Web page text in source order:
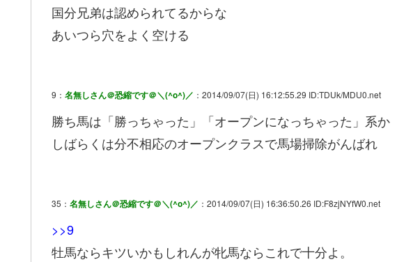
国分兄弟は認められてるからな
あいつら穴をよく空ける
9： 名無しさん＠恐縮です＠＼(^o^)／ ：2014/09/07(日) 16:12:55.29 ID:TDUk/MDU0.net
勝ち馬は「勝っちゃった」「オープンになっちゃった」系か
しばらくは分不相応のオープンクラスで馬場掃除がんばれ
35： 名無しさん＠恐縮です＠＼(^o^)／ ：2014/09/07(日) 16:36:50.26 ID:F8zjNYfW0.net
>>9
牡馬ならキツいかもしれんが牝馬ならこれで十分よ。